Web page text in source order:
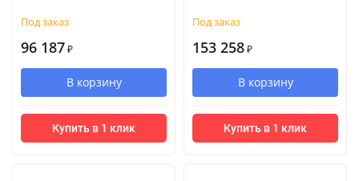
Под заказ
96 187 ₽
В корзину
Купить в 1 клик
Под заказ
153 258 ₽
В корзину
Купить в 1 клик